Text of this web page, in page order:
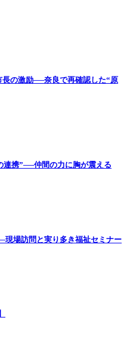
の激励──奈良で再確認した“原
連携”──仲間の力に胸が震える
現場訪問と実り多き福祉セミナー